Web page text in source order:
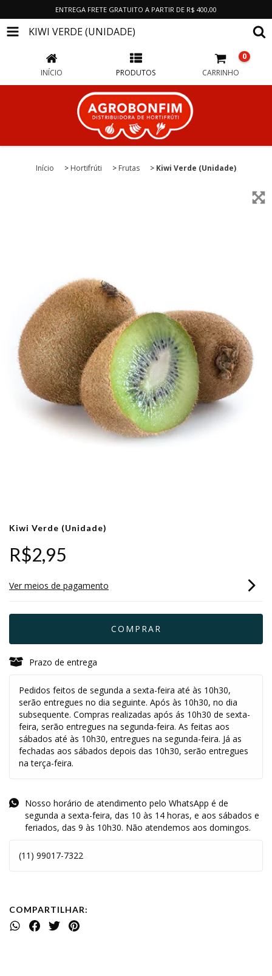
ENTREGA FRETE GRATUITO A PARTIR DE R$ 400,00
KIWI VERDE (UNIDADE)
INÍCIO PRODUTOS CARRINHO
0
Início > Hortifrúti > Frutas > Kiwi Verde (Unidade)
Kiwi Verde (Unidade)
R$2,95
Ver meios de pagamento
Prazo de entrega
Pedidos feitos de segunda a sexta-feira até às 10h30,
serão entregues no dia seguinte. Após às 10h30, no dia
subsequente. Compras realizadas após ás 10h30 de sexta-
feira, serão entregues na segunda-feira. As feitas aos
sábados até às 10h30, entregues na segunda-feira. Já as
fechadas aos sábados depois das 10h30, serão entregues
na terça-feira.
Nosso horário de atendimento pelo WhatsApp é de
segunda a sexta-feira, das 10 às 14 horas, e aos sábados e
feriados, das 9 às 10h30. Não atendemos aos domingos.
(11) 99017-7322
COMPARTILHAR: